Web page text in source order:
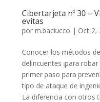
Cibertarjeta nº 30 –
evitas
por m.baciucco | Oct 2,
Conocer los métodos
delincuentes ¡para
primer paso para
tipo de ataque de
La diferencia con otros